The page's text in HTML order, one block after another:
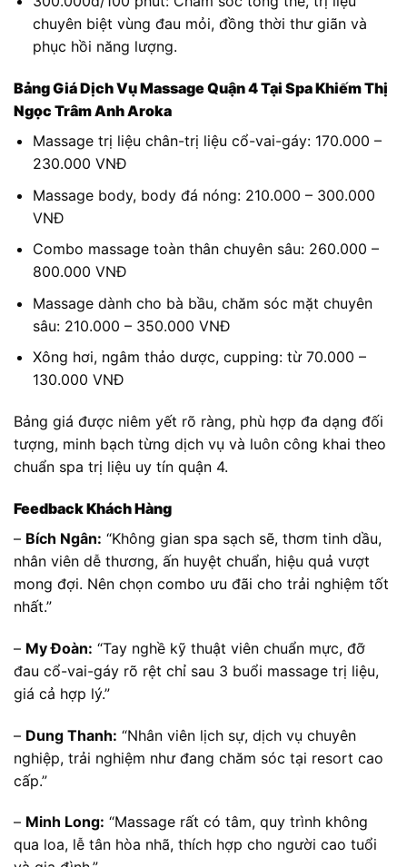
chuyên biệt vùng đau mỏi, đồng thời thư giãn và
phục hồi năng lượng.
Bảng Giá Dịch Vụ Massage Quận 4 Tại Spa Khiếm Thị
Ngọc Trâm Anh Aroka
Massage trị liệu chân-trị liệu cổ-vai-gáy: 170.000 –
230.000 VNĐ
Massage body, body đá nóng: 210.000 – 300.000
VNĐ
Combo massage toàn thân chuyên sâu: 260.000 –
800.000 VNĐ
Massage dành cho bà bầu, chăm sóc mặt chuyên
sâu: 210.000 – 350.000 VNĐ
Xông hơi, ngâm thảo dược, cupping: từ 70.000 –
130.000 VNĐ
Bảng giá được niêm yết rõ ràng, phù hợp đa dạng đối
tượng, minh bạch từng dịch vụ và luôn công khai theo
chuẩn spa trị liệu uy tín quận 4.
Feedback Khách Hàng
– Bích Ngân: “Không gian spa sạch sẽ, thơm tinh dầu,
nhân viên dễ thương, ấn huyệt chuẩn, hiệu quả vượt
mong đợi. Nên chọn combo ưu đãi cho trải nghiệm tốt
nhất.”
– My Đoàn: “Tay nghề kỹ thuật viên chuẩn mực, đỡ
đau cổ-vai-gáy rõ rệt chỉ sau 3 buổi massage trị liệu,
giá cả hợp lý.”
– Dung Thanh: “Nhân viên lịch sự, dịch vụ chuyên
nghiệp, trải nghiệm như đang chăm sóc tại resort cao
cấp.”
– Minh Long: “Massage rất có tâm, quy trình không
qua loa, lễ tân hòa nhã, thích hợp cho người cao tuổi